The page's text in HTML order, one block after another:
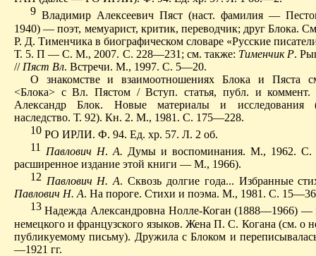
9 Владимир Алексеевич Пяст (наст. фамилия —
1940) — поэт, мемуарист, критик, переводчик; друг Блока.
Р. Д. Тименчика в биографическом словаре «Русские
Т. 5.П — С. М., 2007. С. 228—231; см. также: Тименчик Р.
// Пяст Вл. Встречи. М., 1997. С. 5—20.
О знакомстве и взаимоотношениях Блока и Пяста
<Блока> сВл. Пястом / Вступ. статья, публ. и
Александр Блок. Новые материалы и исследования
наследство. Т. 92). Кн. 2. М., 1981. С. 175—228.
10 РО ИРЛИ. Ф. 94. Ед. хр. 57. Л. 2 об.
11
Павлович Н. А. Думы и воспоминания. М., 1962. С.
расширенное издание этой книги — М., 1966).
12 Павлович Н. А. Сквозь долгиегода... Избранные
Павлович Н. А. На пороге. Стихи и поэма. М., 1981. С.
13 Надежда Александровна Нолле-Коган (1888—1966) —
немецкого и французского языков. Жена П. С. Когана (см. о
публикуемому письму). Дружила с Блоком и
—1921 гг.